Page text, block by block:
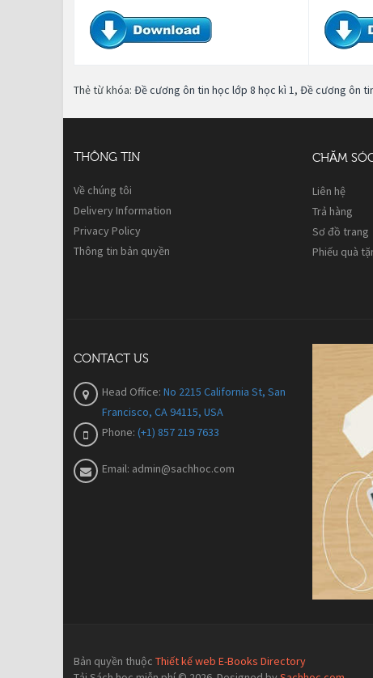
Thẻ từ khóa: Đề cương ôn tin học lớp 8 học kì 1, Đề cương ôn
THÔNG TIN
Về chúng tôi
Delivery Information
Privacy Policy
Thông tin bản quyền
CHĂM
Liên hệ
Trả hàng
Sơ đồ trang
Phiếu quà
CONTACT US
Head Office: No 2215 California St, San
Francisco, CA 94115, USA
Phone: (+1) 857 219 7633
Email: admin@sachhoc.com
Bản quyền thuộc Thiết kế web E-Books Directory